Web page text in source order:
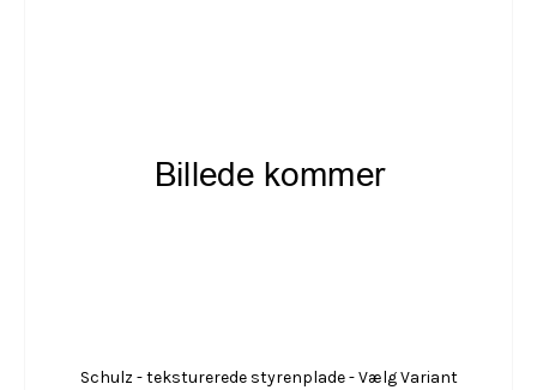
Schulz - teksturerede styrenplade - Vælg Variant